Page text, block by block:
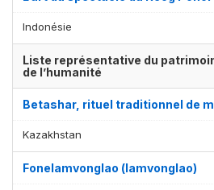
Indonésie
Liste représentative du
de l’humanité
Betashar, rituel traditionnel de
Kazakhstan
Fonelamvonglao (lamvonglao)